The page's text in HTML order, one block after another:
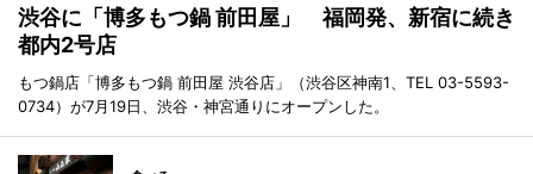
渋谷に「博多もつ鍋 前田屋」 福岡発、新宿に続き
都内2号店
もつ鍋店「博多もつ鍋 前田屋 渋谷店」（渋谷区神南1、TEL 03-5593-
0734）が7月19日、渋谷・神宮通りにオープンした。